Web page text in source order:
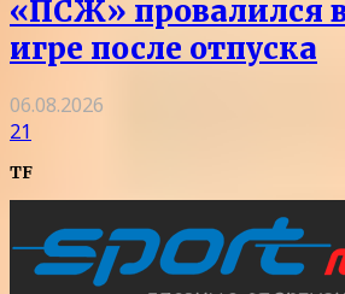
«ПСЖ» провалился
игре после отпуска
06.08.2026
21
TF